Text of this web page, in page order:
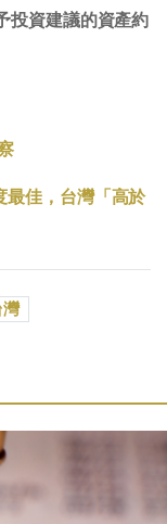
投資建議的資產約
最佳，台灣「高於
灣